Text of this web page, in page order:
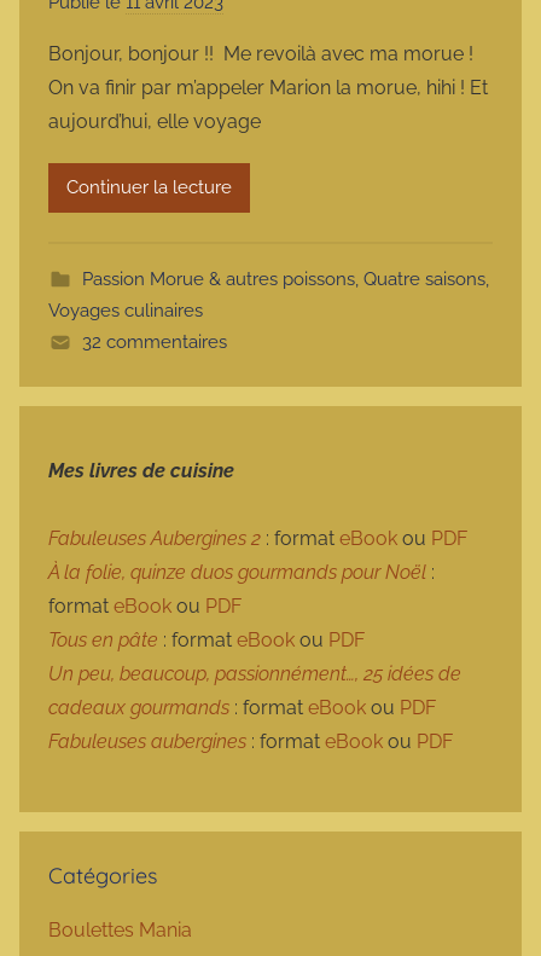
r
m
a
r
m
t
Bonjour, bonjour !! Me revoilà avec ma morue !
On va finir par m’appeler Marion la morue, hihi ! Et
aujourd’hui, elle voyage
Continuer la lecture
Passion Morue & autres poissons, Quatre saisons,
Voyages culinaires
32 commentaires
Mes livres de cuisine
Fabuleuses Aubergines 2 : format eBook ou PDF
À la folie, quinze duos gourmands pour Noël :
format eBook ou PDF
Tous en pâte : format eBook ou PDF
Un peu, beaucoup, passionnément…, 25 idées de
cadeaux gourmands : format eBook ou PDF
Fabuleuses aubergines : format eBook ou PDF
Catégories
Boulettes Mania